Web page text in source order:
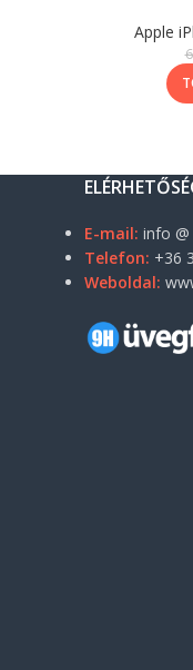
Apple
E-mail: info
Telefon: +36
Weboldal: